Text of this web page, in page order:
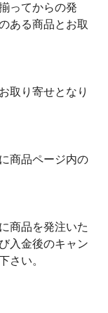
ってからの発
ある商品とお取
取り寄せとなり
商品ページ内の
商品を発注いた
入金後のキャン
さい。